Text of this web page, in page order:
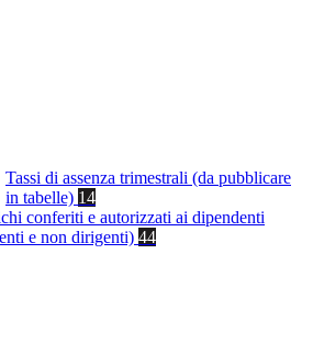
Tassi di assenza trimestrali (da pubblicare
in tabelle) 14
conferiti e autorizzati ai dipendenti
e non dirigenti) 44